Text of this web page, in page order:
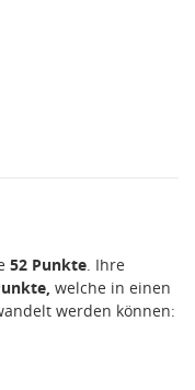
52 Punkte. Ihre
welche in einen
werden können: